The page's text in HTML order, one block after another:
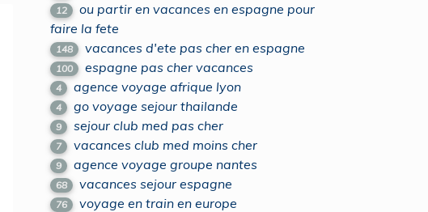
12
ou partir en vacances en espagne pour
faire la fete
148 vacances d'ete pas cher en espagne
100 espagne pas cher vacances
4 agence voyage afrique lyon
4 go voyage sejour thailande
9 sejour club med pas cher
7 vacances club med moins cher
9 agence voyage groupe nantes
68 vacances sejour espagne
76 voyage en train en europe